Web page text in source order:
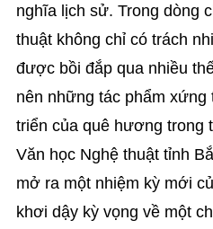
nghĩa lịch sử. Trong dòng
thuật không chỉ có trách
được bồi đắp qua nhiều
nên những tác phẩm
triển của quê hương trong
Văn học Nghệ thuật tỉnh
mở ra một nhiệm kỳ mới
khơi dậy kỳ vọng về một